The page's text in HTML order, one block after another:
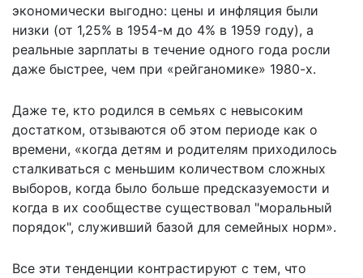
экономически выгодно: цены и инфляция были
низки (от 1,25% в 1954-м до 4% в 1959 году), а
реальные зарплаты в течение одного года росли
даже быстрее, чем при «рейганомике» 1980-х.
Даже те, кто родился в семьях с невысоким
достатком, отзываются об этом периоде как о
времени, «когда детям и родителям приходилось
сталкиваться с меньшим количеством сложных
выборов, когда было больше предсказуемости и
когда в их сообществе существовал "моральный
порядок", служивший базой для семейных норм».
Все эти тенденции контрастируют с тем, что